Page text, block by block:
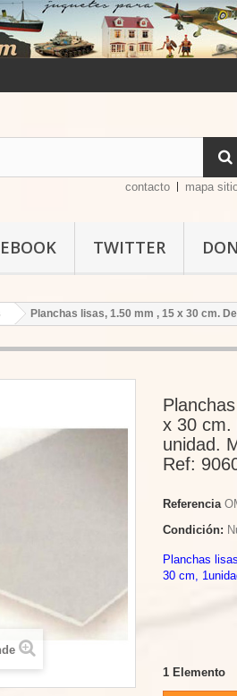
contacto mapa
TWITTER
Planchas lisas, 1.50 mm , 15 x 30 cm.
x 30 cm.
unidad.
Ref:
Referencia
Condición:
Planchas
30 cm,
1 Elemento